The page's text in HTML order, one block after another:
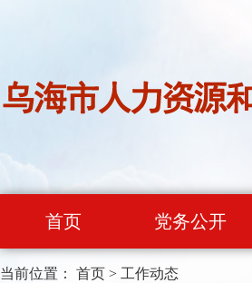
首页 党务公开
当前位置： 首页 > 工作动态